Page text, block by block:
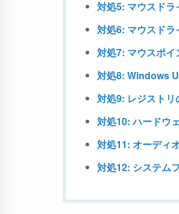
対処5: マウスド
対処6: マウスド
対処7: マウスポ
対処8: Windows
対処9: レジストリ
対処10: ハードウ
対処11: オーディ
対処12: システム